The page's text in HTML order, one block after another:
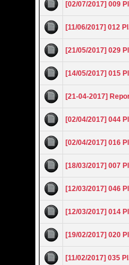
[02/07/2017] 009
[11/06/2017] 012
[21/05/2017] 029
[14/05/2017] 015
[21-04-2017]
[02/04/2017] 044
[02/04/2017] 016
[18/03/2017] 007
[12/03/2017] 046
[12/03/2017] 014
[19/02/2017] 020
[11/02/2017] 035